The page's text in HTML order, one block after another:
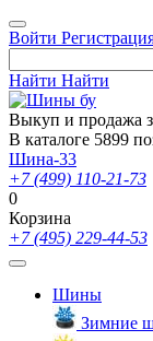
Войти
Найти Найти
Выкуп и продажа
В каталоге 5899
Шина-33
+7 (499) 110-21-73
0
Корзина
+7 (495) 229-44-53
Шины
Зимние